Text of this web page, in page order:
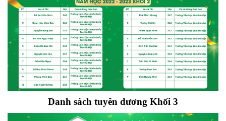
Danh sách tuyên dương Khối 3